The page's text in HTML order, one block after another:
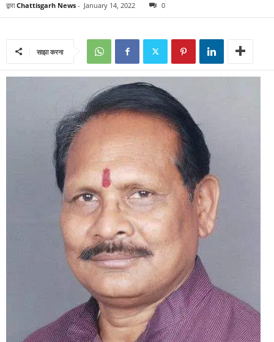
द्वारा Chattisgarh News - January 14, 2022 0
साझा करना